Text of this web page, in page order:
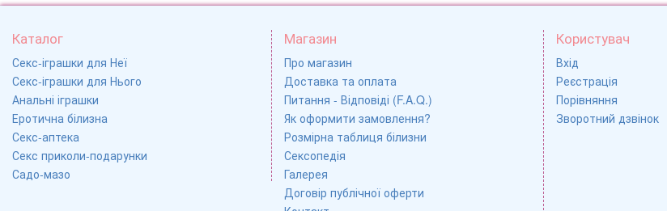
Каталог
Секс-іграшки для Неї
Секс-іграшки для Нього
Анальні іграшки
Еротична білизна
Секс-аптека
Секс приколи-подарунки
Садо-мазо
Магазин
Про магазин
Доставка та оплата
Питання - Відповіді (F.A.Q.)
Як оформити замовлення?
Розмірна таблиця білизни
Сексопедія
Галерея
Договір публічної оферти
Користувач
Вхід
Реєстрація
Порівняння
Зворотний дзвінок